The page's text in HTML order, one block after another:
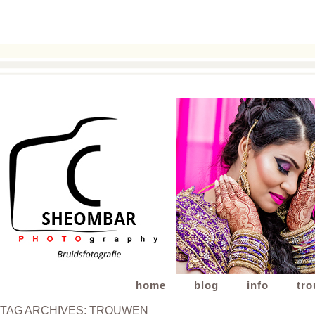
home blog info
TAG ARCHIVES: TROUWEN